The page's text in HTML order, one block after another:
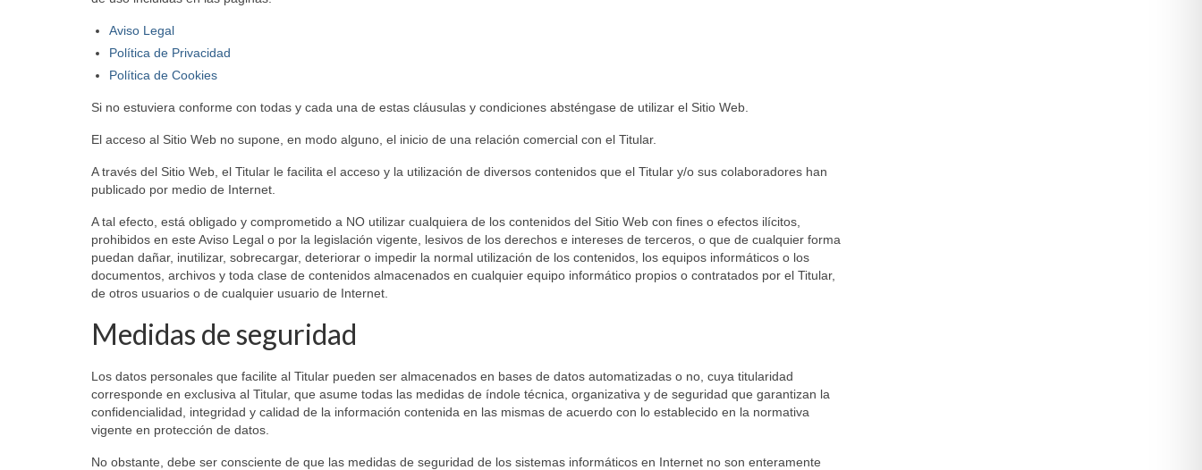
Aviso Legal
Política de Privacidad
Política de Cookies
Si no estuviera conforme con todas y cada una de estas cláusulas y condiciones absténgase de utilizar el Sitio Web.
El acceso al Sitio Web no supone, en modo alguno, el inicio de una relación comercial con el Titular.
A través del Sitio Web, el Titular le facilita el acceso y la utilización de diversos contenidos que el Titular y/o sus colaboradores han
publicado por medio de Internet.
A tal efecto, está obligado y comprometido a NO utilizar cualquiera de los contenidos del Sitio Web con fines o efectos ilícitos,
prohibidos en este Aviso Legal o por la legislación vigente, lesivos de los derechos e intereses de terceros, o que de cualquier forma
puedan dañar, inutilizar, sobrecargar, deteriorar o impedir la normal utilización de los contenidos, los equipos informáticos o los
documentos, archivos y toda clase de contenidos almacenados en cualquier equipo informático propios o contratados por el Titular,
de otros usuarios o de cualquier usuario de Internet.
Medidas de seguridad
Los datos personales que facilite al Titular pueden ser almacenados en bases de datos automatizadas o no, cuya titularidad
corresponde en exclusiva al Titular, que asume todas las medidas de índole técnica, organizativa y de seguridad que garantizan la
confidencialidad, integridad y calidad de la información contenida en las mismas de acuerdo con lo establecido en la normativa
vigente en protección de datos.
No obstante, debe ser consciente de que las medidas de seguridad de los sistemas informáticos en Internet no son enteramente